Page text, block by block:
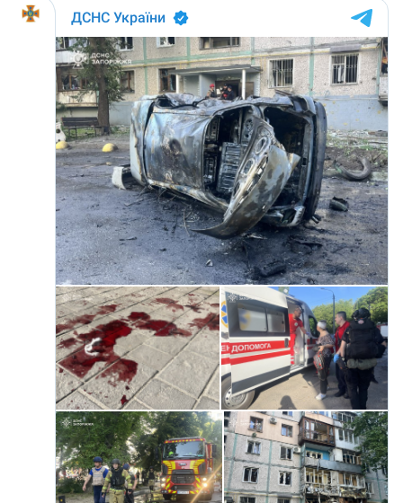
Trimite o informație
Despre ZdG
in English
на русском